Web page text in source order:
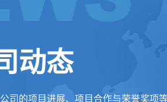
动态
司的项目进展、项目合作与荣誉奖项